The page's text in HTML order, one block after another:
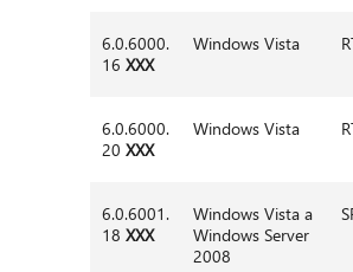
6.0.6000.
16XXX
Windows Vista
6.0.6000.
20XXX
Windows Vista
6.0.6001.
18XXX
Windows Vista a
Windows Server
2008